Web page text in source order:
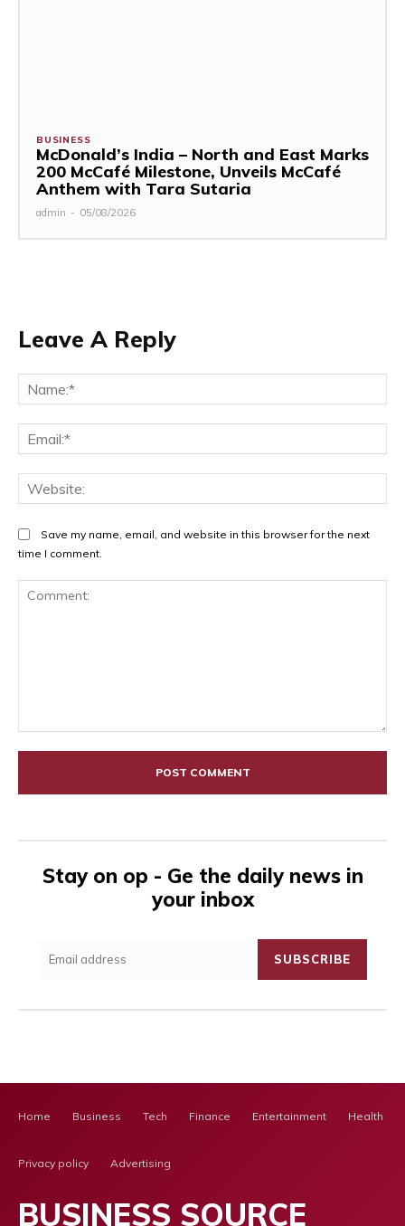
BUSINESS
McDonald’s India – North and East Marks
200 McCafé Milestone, Unveils McCafé
Anthem with Tara Sutaria
admin - 05/08/2026
Leave A Reply
Save my name, email, and website in this browser for the next
time I comment.
Stay on op - Ge the daily news in
your inbox
SUBSCRIBE
Home Business Tech Finance Entertainment Health
Privacy policy Advertising
BUSINESS SOURCE